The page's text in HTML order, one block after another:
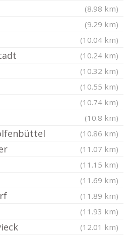
(8.98 km)
(9.29 km)
(10.04 km)
(10.24 km)
(10.32 km)
(10.55 km)
(10.74 km)
(10.8 km)
(10.86 km)
(11.07 km)
(11.15 km)
(11.69 km)
(11.89 km)
(11.93 km)
(12.01 km)